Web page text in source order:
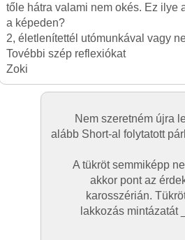
tőle hátra valami nem okés. Ez ilye
a képeden?
2, életlenítettél utómunkával vagy
Tovébbi szép reflexiókat
Zoki
Nem szeretném újra
alább Short-al folytatott
A tükröt semmiképp
akkor pont az
karosszérián.
lakkozás mintázatát